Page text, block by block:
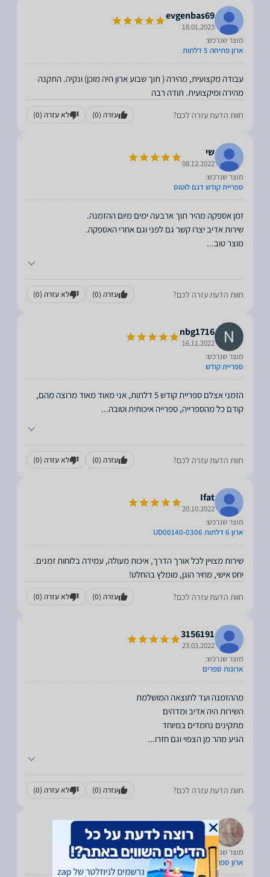
evgenbas69
18.01.2023
מוצר שנרכש:
ארון פתיחה 5 דלתות
עבודה מקצועית, מהירה ( תוך שבוע ארון היה מוכן) ונקיה. התקנה
מהירה ומיקצועית. תודה רבה
חוות הדעת עזרה לכם? עזרה (0) לא עזרה (0)
שי
08.12.2022
מוצר שנרכש:
ספריית קודש דגם לוטוס
מוצר טוב...
חוות הדעת עזרה לכם? עזרה (0) לא עזרה (0)
nbg1716
16.11.2022
מוצר שנרכש:
ספריית קודש
הזמני אצלם ספריית קודש 5 דלתות, אני מאוד מאוד מרוצה מהם,
קודם כל מהספרייה, ספרייה איכותית וטובה...
חוות הדעת עזרה לכם? עזרה (0) לא עזרה (0)
Ifat
20.10.2022
מוצר שנרכש:
ארון 6 דלתות UD00140-0306
שירות מצויין לכל אורך הדרך, איכות מעולה, עמידה בלוחות זמנים.
יחס אישי, מחיר הוגן, מומלץ בהחלט!
חוות הדעת עזרה לכם? עזרה (0) לא עזרה (0)
3156191
23.03.2022
מוצר שנרכש:
ארונות ספרים
הגיע מהר מן הצפוי וגם חזרו...
חוות הדעת עזרה לכם? עזרה (0) לא עזרה (0)
Talya Hen
06.12.2021
מוצר שנרכש:
ארון ספרים